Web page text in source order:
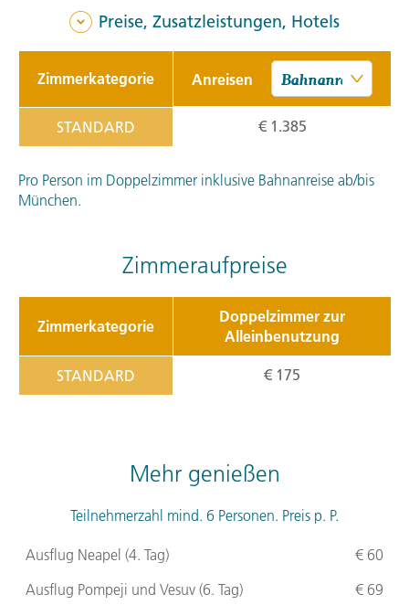
Preise, Zusatzleistungen, Hotels
Zimmerkategorie Anreisen
STANDARD € 1.385
Pro Person im Doppelzimmer inklusive Bahnanreise ab/bis
München.
Zimmeraufpreise
Zimmerkategorie
Doppelzimmer zur
Alleinbenutzung
STANDARD € 175
Mehr genießen
Teilnehmerzahl mind. 6 Personen. Preis p. P.
Ausflug Neapel (4. Tag)
€ 60
Ausflug Pompeji und Vesuv (6. Tag)
€ 69